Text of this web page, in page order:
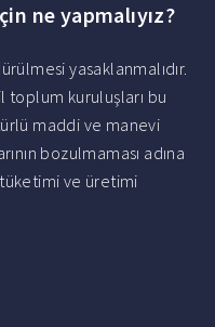
ne yapmalıyız?
yasaklanmalıdır.
toplum kuruluşları bu
maddi ve manevi
bozulmaması adına
ve üretimi